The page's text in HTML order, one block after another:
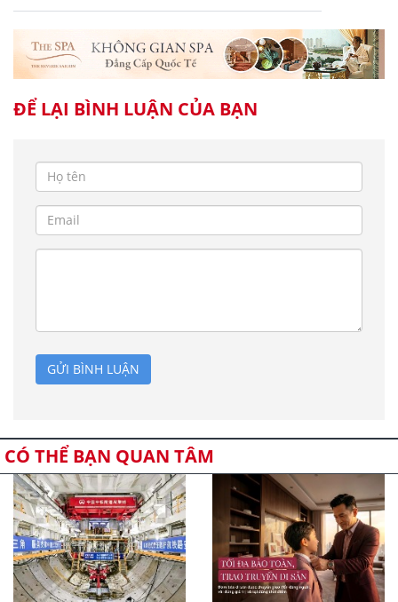
ĐỂ LẠI BÌNH LUẬN CỦA BẠN
GỬI BÌNH LUẬN
CÓ THỂ BẠN QUAN TÂM